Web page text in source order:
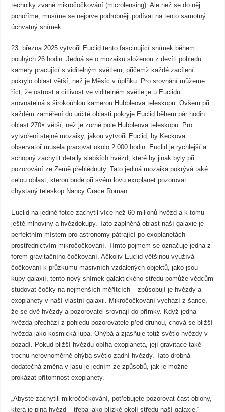
techniky zvané mikročočkování (microlensing). Ale než se do něj
ponoříme, musíme se nejprve podrobněji podívat na tento samotný
úchvatný snímek.
23. března 2025 vytvořil Euclid tento fascinující snímek během
pouhých 26 hodin. Jedná se o mozaiku složenou z devíti pohledů
kamery pracující s viditelným světlem, přičemž každé zacílení
pokrylo oblast větší, než je Měsíc v úplňku. Pro srovnání můžeme
říct, že ostrost a citlivost ve viditelném světle je u Euclidu
srovnatelná s širokoúhlou kamerou Hubbleova teleskopu. Ovšem při
každém zaměření do určité oblasti pokryje Euclid během pár hodin
oblast 270× větší, než je zorné pole Hubbleova teleskopu. Pro
vytvoření stejné mozaiky, jakou vytvořil Euclid, by Keckova
observatoř musela pracovat okolo 2 000 hodin. Euclid je rychlejší a
schopný zachytit detaily slabších hvězd, které by jinak byly při
pozorování ze Země přehlédnuty. Tato jediná mozaika pokrývá také
celou oblast, kterou bude při svém lovu exoplanet pozorovat
chystaný teleskop Nancy Grace Roman.
Euclid na jediné fotce zachytil více než 60 milionů hvězd a k tomu
ještě mlhoviny a hvězdokupy. Tato zaplněná oblast naší galaxie je
perfektním místem pro astronomy pátrající po exoplanetách
prostřednictvím mikročočkování. Tímto pojmem se označuje jedna z
forem gravitačního čočkování. Ačkoliv Euclid většinou využívá
čočkování k průzkumu masivních vzdálených objektů, jako jsou
kupy galaxií, tento nový snímek galaktického středu pomůže vědcům
studovat čočky na nejmenších měřítcích – způsobují je hvězdy a
exoplanety v naší vlastní galaxii. Mikročočkování vychází z šance,
že se dvě hvězdy a pozorovatel srovnají do přímky. Když jedna
hvězda přechází z pohledu pozorovatele před druhou, chová se bližší
hvězda jako kosmická lupa. Ohýbá a zjasňuje totiž světlo hvězdy v
pozadí. Pokud bližší hvězdu obíhá exoplaneta, její gravitace také
trochu nerovnoměrně ohýbá světlo zadní hvězdy. Tato drobná
dodatečná změna v jasu je jedním ze způsobů, jak je možné
prokázat přítomnost exoplanety.
„Abyste zachytili mikročočkování, potřebujete pozorovat část oblohy,
která je plná hvězd – třeba jako blízké okolí středu naší galaxie,“